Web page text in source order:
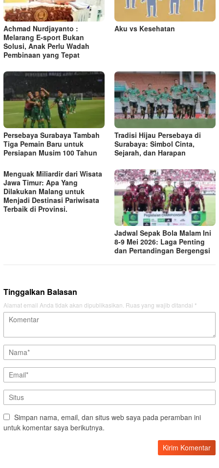
o
s
Achmad Nurdjayanto :
Melarang E-sport Bukan
Solusi, Anak Perlu Wadah
Pembinaan yang Tepat
Aku vs Kesehatan
Persebaya Surabaya Tambah
Tiga Pemain Baru untuk
Persiapan Musim 100 Tahun
Tradisi Hijau Persebaya di
Surabaya: Simbol Cinta,
Sejarah, dan Harapan
Menguak Miliardir dari Wisata
Jawa Timur: Apa Yang
Dilakukan Malang untuk
Menjadi Destinasi Pariwisata
Terbaik di Provinsi.
Jadwal Sepak Bola Malam Ini
8-9 Mei 2026: Laga Penting
dan Pertandingan Bergengsi
Tinggalkan Balasan
Alamat email Anda tidak akan dipublikasikan. Ruas yang wajib ditandai *
Simpan nama, email, dan situs web saya pada peramban ini
untuk komentar saya berikutnya.